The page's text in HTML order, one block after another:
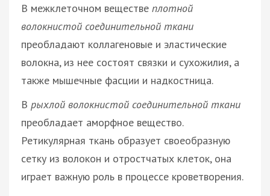
В межклеточном веществе плотной
волокнистой соединительной ткани
преобладают коллагеновые и эластические
волокна, из нее состоят связки и сухожилия, а
также мышечные фасции и надкостница.
В рыхлой волокнистой соединительной ткани
преобладает аморфное вещество.
Ретикулярная ткань образует своеобразную
сетку из волокон и отростчатых клеток, она
играет важную роль в процессе кроветворения.